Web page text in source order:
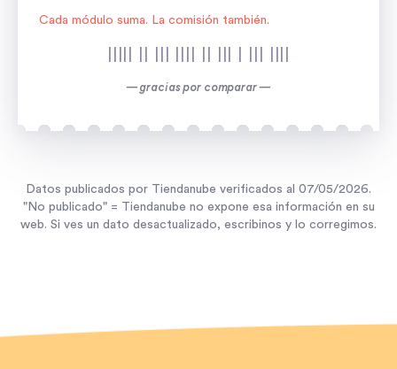
Cada módulo suma. La comisión también.
— gracias por comparar —
Datos publicados por Tiendanube verificados al 07/05/2026.
"No publicado" = Tiendanube no expone esa información en su
web. Si ves un dato desactualizado, escribinos y lo corregimos.